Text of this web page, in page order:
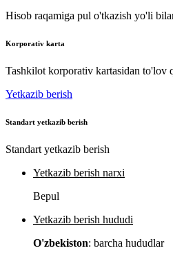
Hisob raqamiga pul o'tkazish yo'li
Korporativ karta
Tashkilot korporativ kartasidan to'lov
Yetkazib berish
Standart yetkazib berish
Standart yetkazib berish
Yetkazib berish narxi
Bepul
Yetkazib berish hududi
O'zbekiston: barcha hududlar